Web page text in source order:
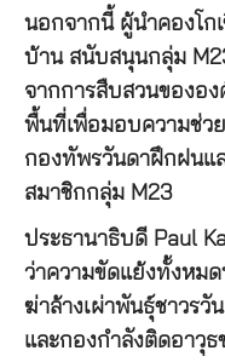
นอกจากนี้ ผู้นำคองโก
บ้าน สนับสนุนกลุ่ม
จากการสืบสวนขององ
พื้นที่เพื่อมอบความช่ว
กองทัพรวันดาฝึกฝนแ
สมาชิกกลุ่ม M23
ประธานาธิบดี Paul
ว่าความขัดแย้งทั้งหม
ฆ่าล้างเผ่าพันธุ์ชาวร
และกองกำลังติดอาวุธ